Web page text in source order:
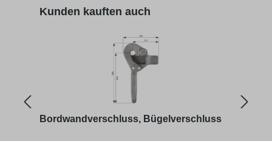
Produktgalerie überspringen
Kunden kauften auch
Bordwandverschluss, Bügelverschluss